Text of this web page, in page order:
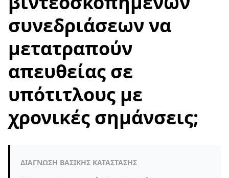
συνεδριάσεων να
μετατραπούν
απευθείας σε
υπότιτλους με
χρονικές σημάνσεις;
ΔΙΆΓΝΩΣΗ ΒΑΣΙΚΉΣ ΚΑΤΆΣΤΑΣΗΣ